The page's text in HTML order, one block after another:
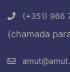
(+351) 966
(chamada